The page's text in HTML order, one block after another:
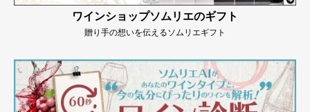
ワインショップソムリエのギフト
贈り手の想いを伝えるソムリエギフト